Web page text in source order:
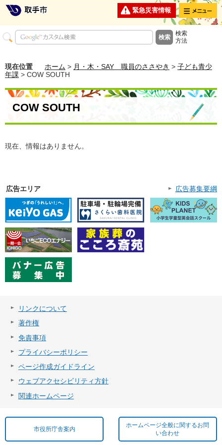
緊急災害情報 メニュー
検索
方法
現在位置 ホーム > 月・木・SAY 職員のささやき > 子ども青少
年課 > COW SOUTH
COW SOUTH
現在、情報はありません。
広告エリア 広告募集要綱
リンクについて
著作権
免責事項
プライバシーポリシー
ページ作成ガイドライン
ウェブアクセシビリティ方針
関連ホームページ
市役所庁舎案内
ホームページ全般に関するお問
い合わせ